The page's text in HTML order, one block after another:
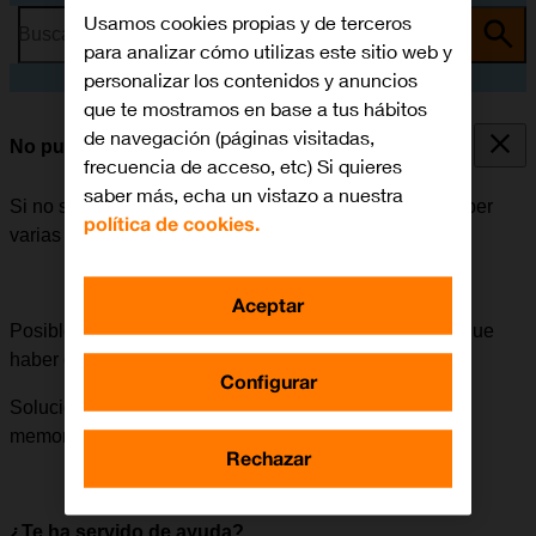
Busca por problema o tema
No puedo instalar una app
Si no se puede instalar una app en el móvil, puede haber
varias causas posibles al problema.
Posible causa 1 de 4:Para poder instalar apps, tiene que
haber espacio suficiente en la memoria.
Solución:Desinstala apps o elimina contenido de la
memoria.
Usamos cookies propias y de terceros
para analizar cómo utilizas este sitio web y
personalizar los contenidos y anuncios
que te mostramos en base a tus hábitos
de navegación (páginas visitadas,
frecuencia de acceso, etc) Si quieres
saber más, echa un vistazo a nuestra
política de cookies.
Configurar
Rechazar
Aceptar